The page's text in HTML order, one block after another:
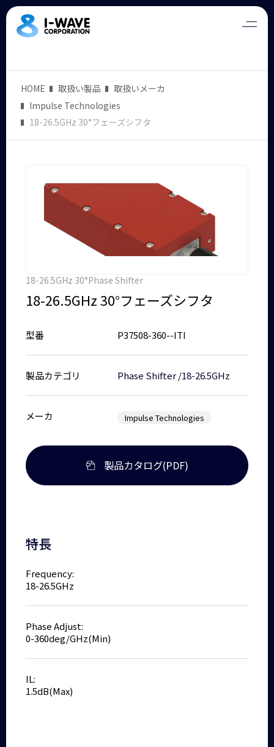
HOME 取扱い製品
取扱いメーカ
Impulse Technologies
18-26.5GHz 30°フェーズシフタ
18-26.5GHz 30°Phase Shifter
18-26.5GHz 30°フェーズシフタ
型番 P37508-360--ITI
製品カテゴリ Phase Shifter/18-26.5GHz
メーカ Impulse Technologies
製品カタログ(PDF)
特長
Frequency:
18-26.5GHz
Phase Adjust:
0-360deg/GHz(Min)
IL:
1.5dB(Max)